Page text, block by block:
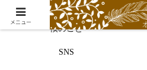
僕のこと
SNS
メニュー